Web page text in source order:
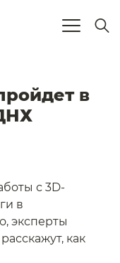
в
с 3D-
в
эксперты
как